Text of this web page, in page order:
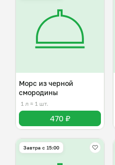
Морс из черной
смородины
1 л ≈ 1 шт.
470 ₽
Завтра c 15:00